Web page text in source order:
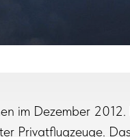
im Dezember 2012.
Privatflugzeuge.